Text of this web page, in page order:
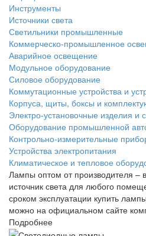
Инструменты
Источники света
Светильники промышленные
Коммерческо-промышленное
Аварийное освещение
Модульное оборудование
Силовое оборудование
Коммутационные устройства и
Корпуса, щиты, боксы и
Электро-установочные изделия и
Оборудование промышленной
Контрольно-измерительные
Устройства электропитания
Климатическое и тепловое
Лампы оптом от производителя –
источник света для любого
сроком эксплуатации купить
можно на официальном сайте
Подробнее